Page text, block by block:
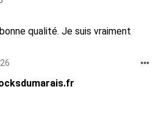
qualité. Je suis vraiment